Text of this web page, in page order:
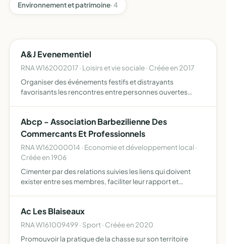
Environnement et patrimoine· 4
A&J Evenementiel
RNA W162002017 · Loisirs et vie sociale · Créée en 2017
Organiser des événements festifs et distrayants
favorisants les rencontres entre personnes ouvertes
réalisation ou le dévelo…
Abcp - Association Barbezilienne Des
Commercants Et Professionnels
RNA W162000014 · Economie et développement local ·
Créée en 1906
Cimenter par des relations suivies les liens qui doivent
exister entre ses membres, faciliter leur rapport et
Ac Les Blaiseaux
RNA W161009499 · Sport · Créée en 2020
Promouvoir la pratique de la chasse sur son territoire